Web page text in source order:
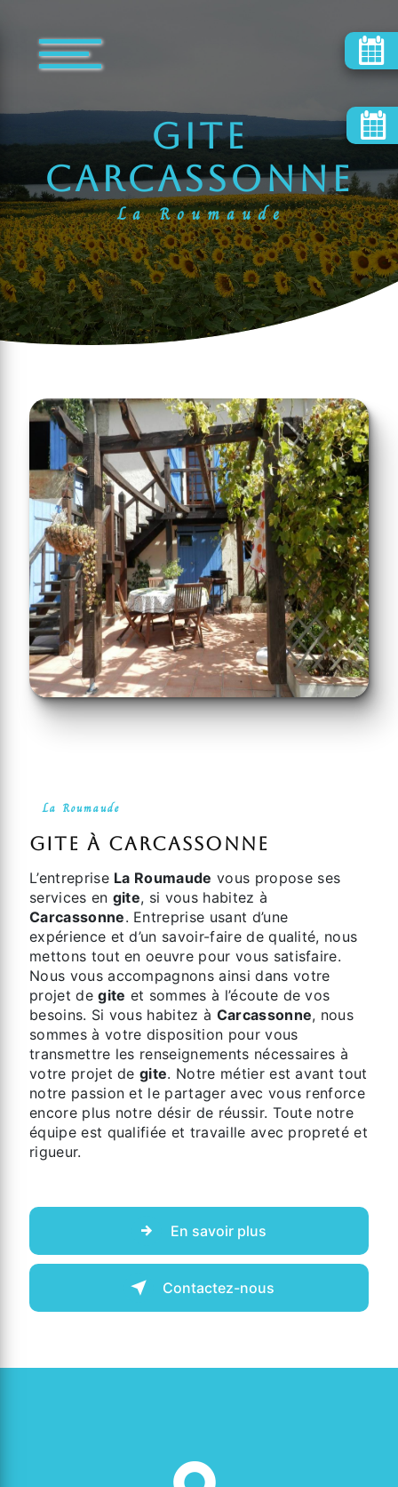
gite
Carcassonne
La Roumaude
La Roumaude
gite à Carcassonne
L’entreprise La Roumaude vous propose ses
services en gite, si vous habitez à
Carcassonne. Entreprise usant d’une
expérience et d’un savoir-faire de qualité, nous
mettons tout en oeuvre pour vous satisfaire.
Nous vous accompagnons ainsi dans votre
projet degite et sommes à l’écoute de vos
besoins. Si vous habitez à Carcassonne, nous
sommes à votre disposition pour vous
transmettre les renseignements nécessaires à
votre projet degite. Notre métier est avant tout
notre passion et le partager avec vous renforce
encore plus notre désir de réussir. Toute notre
équipe est qualifiée et travaille avec propreté et
rigueur.
En savoir plus
Contactez-nous